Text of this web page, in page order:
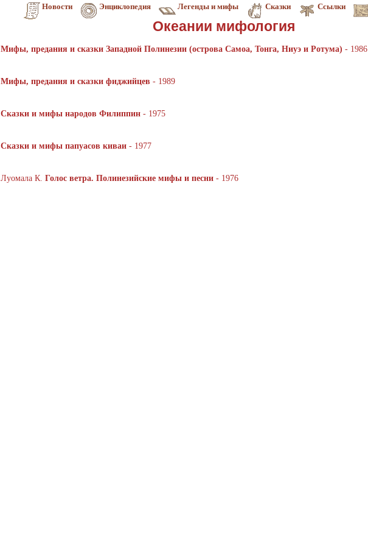
Новости Энциклопедия Легенды и мифы Сказки Ссылки
Океании мифология
Мифы, предания и сказки Западной Полинезии (острова Самоа, Тонга, Ниуэ и Ротума) - 1986
Мифы, предания и сказки фиджийцев - 1989
Сказки и мифы народов Филиппин - 1975
Сказки и мифы папуасов киваи - 1977
Луомала К. Голос ветра. Полинезийские мифы и песни - 1976